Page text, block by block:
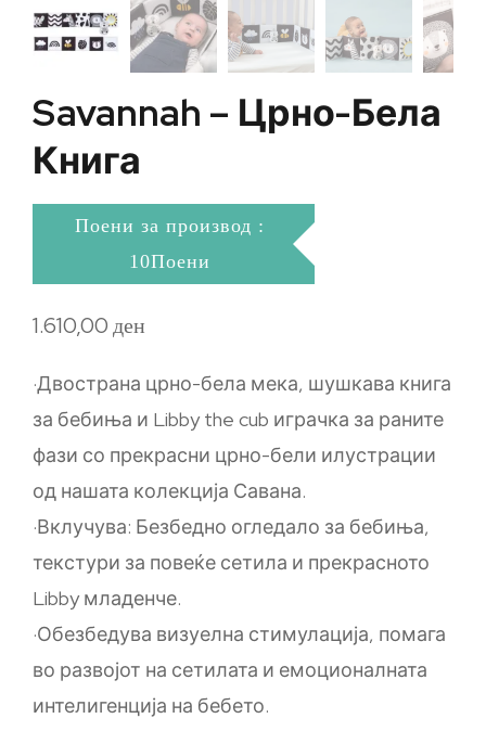
Savannah – Црно-Бела
Книга
Поени за производ :
10Поени
1.610,00ден
·Двострана црно-бела мека, шушкава книга
за бебиња и Libby the cub играчка за раните
фази со прекрасни црно-бели илустрации
од нашата колекција Савана.
·Вклучува: Безбедно огледало за бебиња,
текстури за повеќе сетила и прекрасното
Libby младенче.
·Обезбедува визуелна стимулација, помага
во развојот на сетилата и емоционалната
интелигенција на бебето.